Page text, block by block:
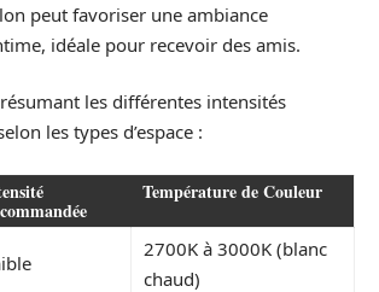
peut favoriser une ambiance
idéale pour recevoir des amis.
les différentes intensités
les types d’espace :
Température de Couleur
2700K à 3000K (blanc
chaud)